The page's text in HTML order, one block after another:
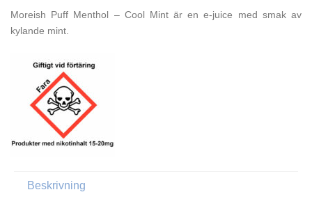
Moreish Puff Menthol – Cool Mint är en e-juice med smak av
kylande mint.
Beskrivning